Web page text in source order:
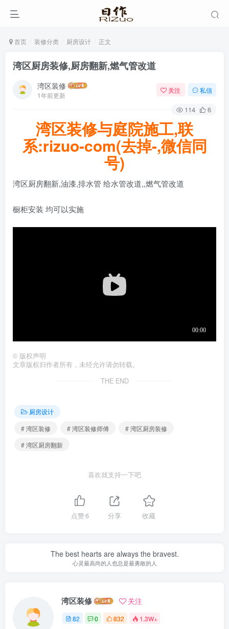
首页 装修分类 厨房设计 正文
湾区厨房装修,厨房翻新,燃气管改道
湾区装修
1年前更新
关注 私信
114 6
湾区装修与庭院施工,联
系:rizuo-com(去掉-,微信同
号)
湾区厨房翻新,油漆,排水管 给水管改道,,燃气管改道
橱柜安装 均可以实施
© 版权声明
文章版权归作者所有，未经允许请勿转载。
THE END
厨房设计
# 湾区装修
# 湾区装修师傅
# 湾区厨房装修
# 湾区厨房翻新
喜欢就支持一下吧
点赞6 分享 收藏
The best hearts are always the bravest.
心灵最高尚的人也总是最勇敢的人
湾区装修 关注
82 0 832 1.3W+